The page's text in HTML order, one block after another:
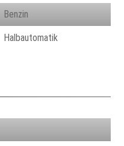
Benzin
Halbautomatik